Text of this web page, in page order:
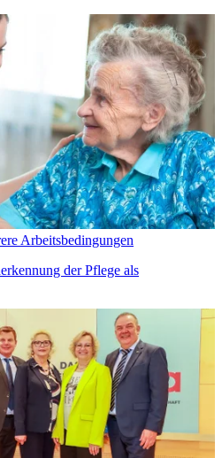
Arbeitsbedingungen
der Pflege als